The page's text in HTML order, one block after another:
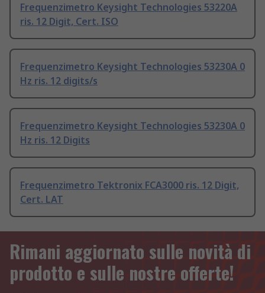
Frequenzimetro Keysight Technologies 53220A
ris. 12 Digit, Cert. ISO
Frequenzimetro Keysight Technologies 53230A 0
Hz ris. 12 digits/s
Frequenzimetro Keysight Technologies 53230A 0
Hz ris. 12 Digits
Frequenzimetro Tektronix FCA3000 ris. 12 Digit,
Cert. LAT
Rimani aggiornato sulle novità di
prodotto e sulle nostre offerte!